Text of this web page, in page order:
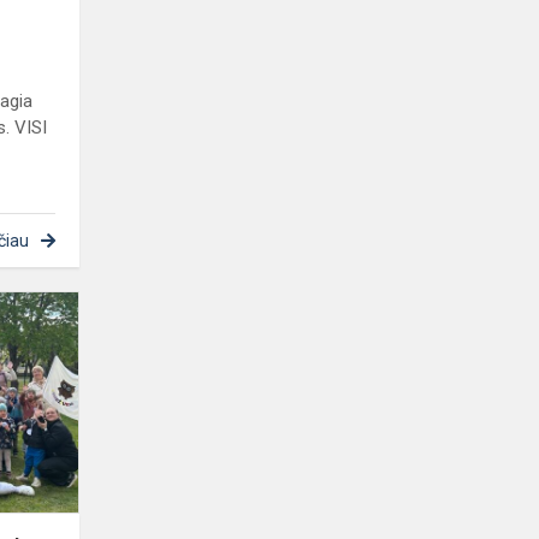
VISI
Sveikatiados
vaikų
olimpiada